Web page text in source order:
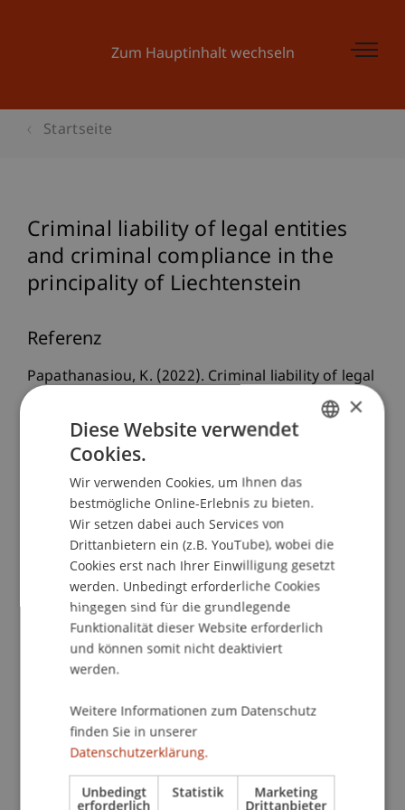
Zum Hauptinhalt wechseln
Startseite
Criminal liability of legal entities
and criminal compliance in the
principality of Liechtenstein
Referenz
Papathanasiou, K. (2022). Criminal liability of legal
entities and criminal compliance in the
principality of Liechtenstein.Compliance Elliance
Journal, 8 (1), 3-12.
Publikationsart
Beitrag in wissenschaftlicher Fachzeitschrift
Mitarbeitende
Prof. Dr. Konstantina
Beteiligte Einrichtungen
Institut für Wirtschaftsrecht
Lehrstuhl für Wirtschaftsstrafrecht, Compliance
×
Diese Website verwendet
Cookies.
Wir verwenden Cookies, um Ihnen das
bestmögliche Online-Erlebnis zu bieten.
Wir setzen dabei auch Services von
Drittanbietern ein (z.B. YouTube), wobei die
Cookies erst nach Ihrer Einwilligung gesetzt
werden. Unbedingt erforderliche Cookies
hingegen sind für die grundlegende
Funktionalität dieser Website erforderlich
und können somit nicht deaktiviert
werden.
Weitere Informationen zum Datenschutz
finden Sie in unserer
Datenschutzerklärung.
Unbedingt
erforderlich
Statistik Marketing
Drittanbieter